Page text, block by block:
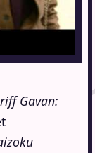
Gavan: